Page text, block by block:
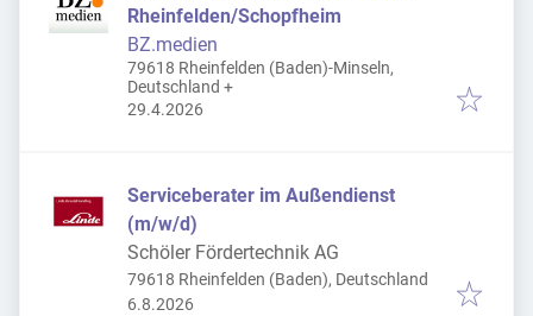
Rheinfelden/Schopfheim
BZ.medien
79618 Rheinfelden (Baden)-Minseln,
Deutschland +
Veröffentlicht
29.4.2026
Serviceberater im Außendienst
(m/w/d)
Schöler Fördertechnik AG
79618 Rheinfelden (Baden), Deutschland
Veröffentlicht
6.8.2026